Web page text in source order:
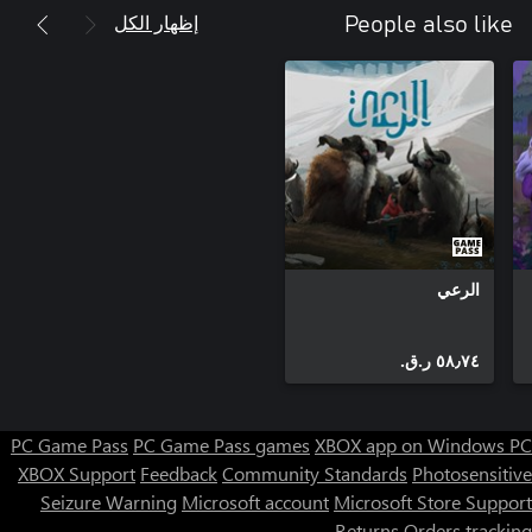
أفسح الطريق لـ Lil Gator Game: In the Dark. تعود لعبة Lil Gator
ستجد في هذا المحتوى القابل للتنزيل الساحر مغامرات جديدة
وأصدقاء جدد تحت السطح - حرفيًا! استعد لـ ”الانغماس“ في المتعة
Gator Game. يوجد صديق في كل كهف وصدع في هذه المغامرة
الجديدة الكبيرة تحت الأرض!
People also like إظهار الكل
الرعي
٥٨٫٧٤ ر.ق.‏
PC Game Pass PC Game Pass games XBOX app on Windows PC
XBOX Support FeedbackCommunity Standards Photosensitive
Seizure Warning Microsoft account Microsoft Store Support